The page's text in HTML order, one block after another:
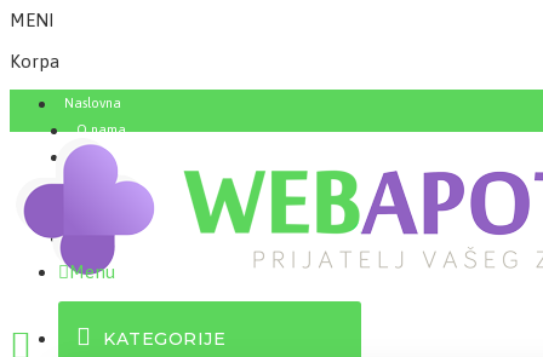
MENI
Korpa
Naslovna
O nama
Menu
KATEGORIJE